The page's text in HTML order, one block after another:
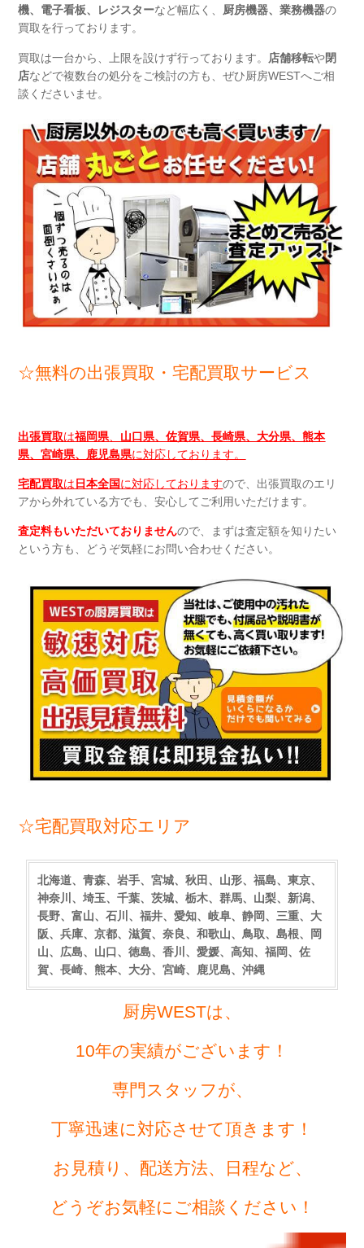
機、電子看板、レジスターなど幅広く、 厨房機器、業務機器の
買取を行っております。
買取は一台から、上限を設けず行っております。 店舗移転や閉
店などで複数台の処分をご検討の方も、ぜひ厨房WESTへご相
談くださいませ。
☆無料の出張買取・宅配買取サービス
出張買取は福岡県、 山口県、佐賀県、長崎県、大分県、熊本
県、宮崎県、鹿児島県に対応しております。
宅配買取は 日本全国に対応しておりますので、出張買取のエリ
アから外れている方でも、安心してご利用いただけます。
査定料もいただいておりませんので、まずは査定額を知りたい
という方も、どうぞ気軽にお問い合わせください。
☆宅配買取対応エリア
北海道、青森、岩手、宮城、秋田、山形、福島、東京、
神奈川、埼玉、千葉、茨城、栃木、群馬、山梨、新潟、
長野、富山、石川、福井、愛知、岐阜、静岡、三重、大
阪、兵庫、京都、滋賀、奈良、和歌山、鳥取、島根、岡
山、広島、山口、徳島、香川、愛媛、高知、福岡、佐
賀、長崎、熊本、大分、宮崎、鹿児島、沖縄
厨房WESTは、
10年の実績がございます！
専門スタッフが、
丁寧迅速に対応させて頂きます！
お見積り、配送方法、日程など、
どうぞお気軽にご相談ください！